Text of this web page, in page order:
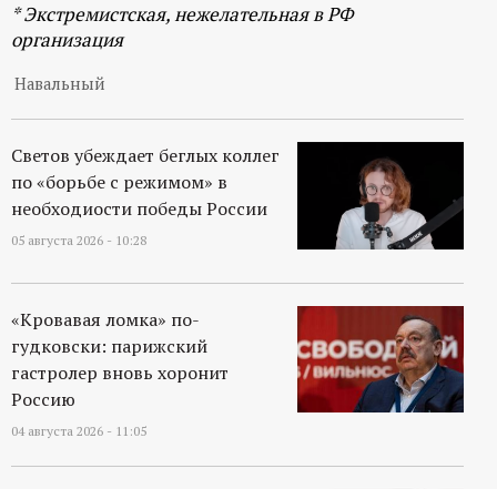
* Экстремистская, нежелательная в РФ
организация
Навальный
Светов убеждает беглых коллег
по «борьбе с режимом» в
необходиости победы России
05 августа 2026 - 10:28
«Кровавая ломка» по-
гудковски: парижский
гастролер вновь хоронит
Россию
04 августа 2026 - 11:05